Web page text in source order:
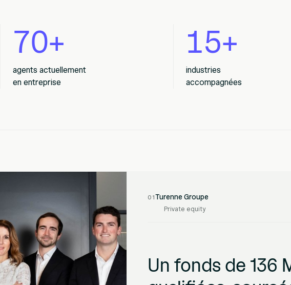
70+
agents actuellement
en entreprise
15+
industries
accompagnées
01Turenne Groupe
Private equity
Un fonds de 136